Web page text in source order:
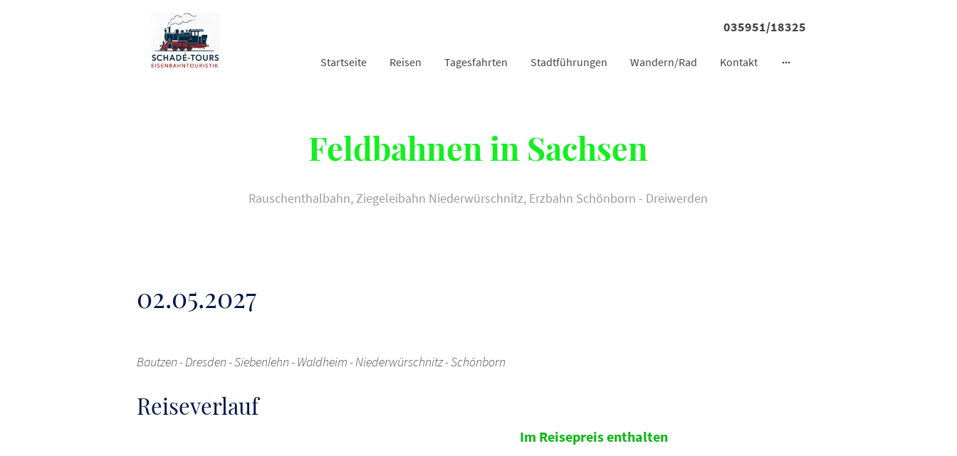
035951/18325
Startseite Reisen Tagesfahrten Stadtführungen Wandern/Rad Kontakt
Feldbahnen in Sachsen
Rauschenthalbahn, Ziegeleibahn Niederwürschnitz, Erzbahn Schönborn - Dreiwerden
02.05.2027
Reiseverlauf
Im Reisepreis enthalten
Bautzen - Dresden - Siebenlehn - Waldheim - Niederwürschnitz - Schönborn